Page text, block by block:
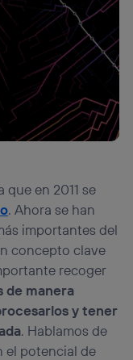
que en 2011 se
. Ahora se han
importantes del
concepto clave
recoger
de manera
y tener
. Hablamos de
el potencial de